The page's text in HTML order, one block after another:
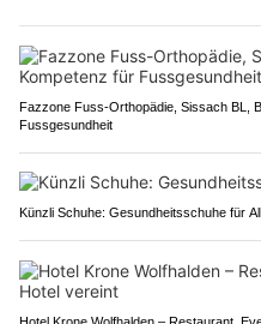
Fazzone Fuss-Orthopädie, Sissach BL,
Fussgesundheit
Künzli Schuhe: Gesundheitsschuhe für